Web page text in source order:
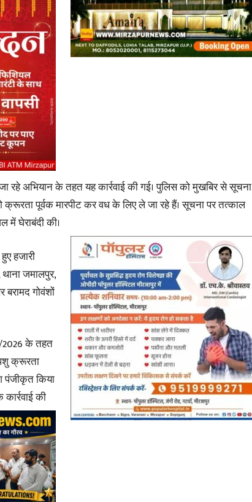
रहे अभियान के तहत यह कार्रवाई की गई। पुलिस को मुखबिर से सूचना
पूर्वक मारपीट कर वध के लिए ले जा रहे हैं। सूचना पर तत्काल
में घेराबंदी की।
हजारी
थाना जमालपुर,
बरामद गोवंशों
2026 के तहत
क्रूरता
पंजीकृत किया
की